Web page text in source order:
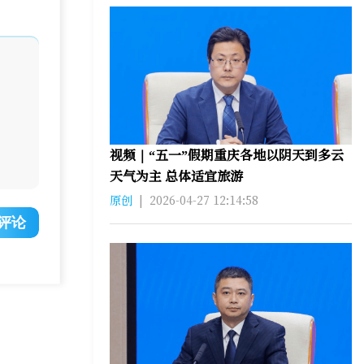
论
视频｜“五一”假期重庆各地以阴天到多云
天气为主 总体适宜旅游
原创 | 2026-04-27 12:14:58